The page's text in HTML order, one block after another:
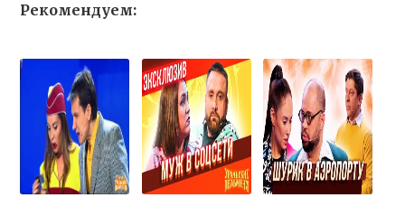
Рекомендуем: